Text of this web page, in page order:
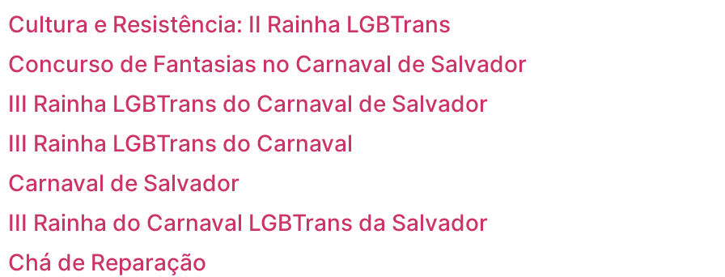
Cultura e Resistência: II Rainha LGBTrans
Concurso de Fantasias no Carnaval de Salvador
III Rainha LGBTrans do Carnaval de Salvador
III Rainha LGBTrans do Carnaval
Carnaval de Salvador
III Rainha do Carnaval LGBTrans da Salvador
Chá de Reparação